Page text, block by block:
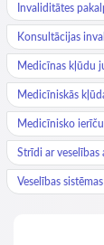
Invaliditātes
Konsultācijas
Medicīnas kļūdu
Medicīniskās
Medicīnisko
Strīdi ar veselības
Veselības